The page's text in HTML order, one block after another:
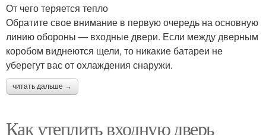
От чего теряется тепло
Обратите свое внимание в первую очередь на основную
линию обороны — входные двери. Если между дверным
коробом виднеются щели, то никакие батареи не
уберегут вас от охлаждения снаружи.
читать дальше →
Как утеплить входную дверь